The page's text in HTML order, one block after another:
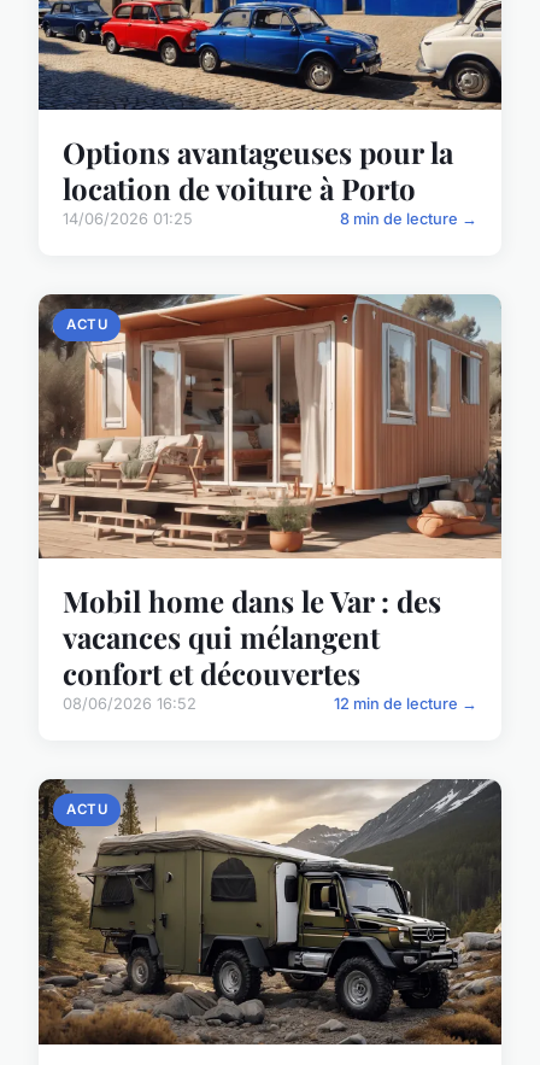
Options avantageuses pour la
location de voiture à Porto
14/06/2026 01:25 8 min de lecture →
ACTU
Mobil home dans le Var : des
vacances qui mélangent
confort et découvertes
08/06/2026 16:52 12 min de lecture →
ACTU